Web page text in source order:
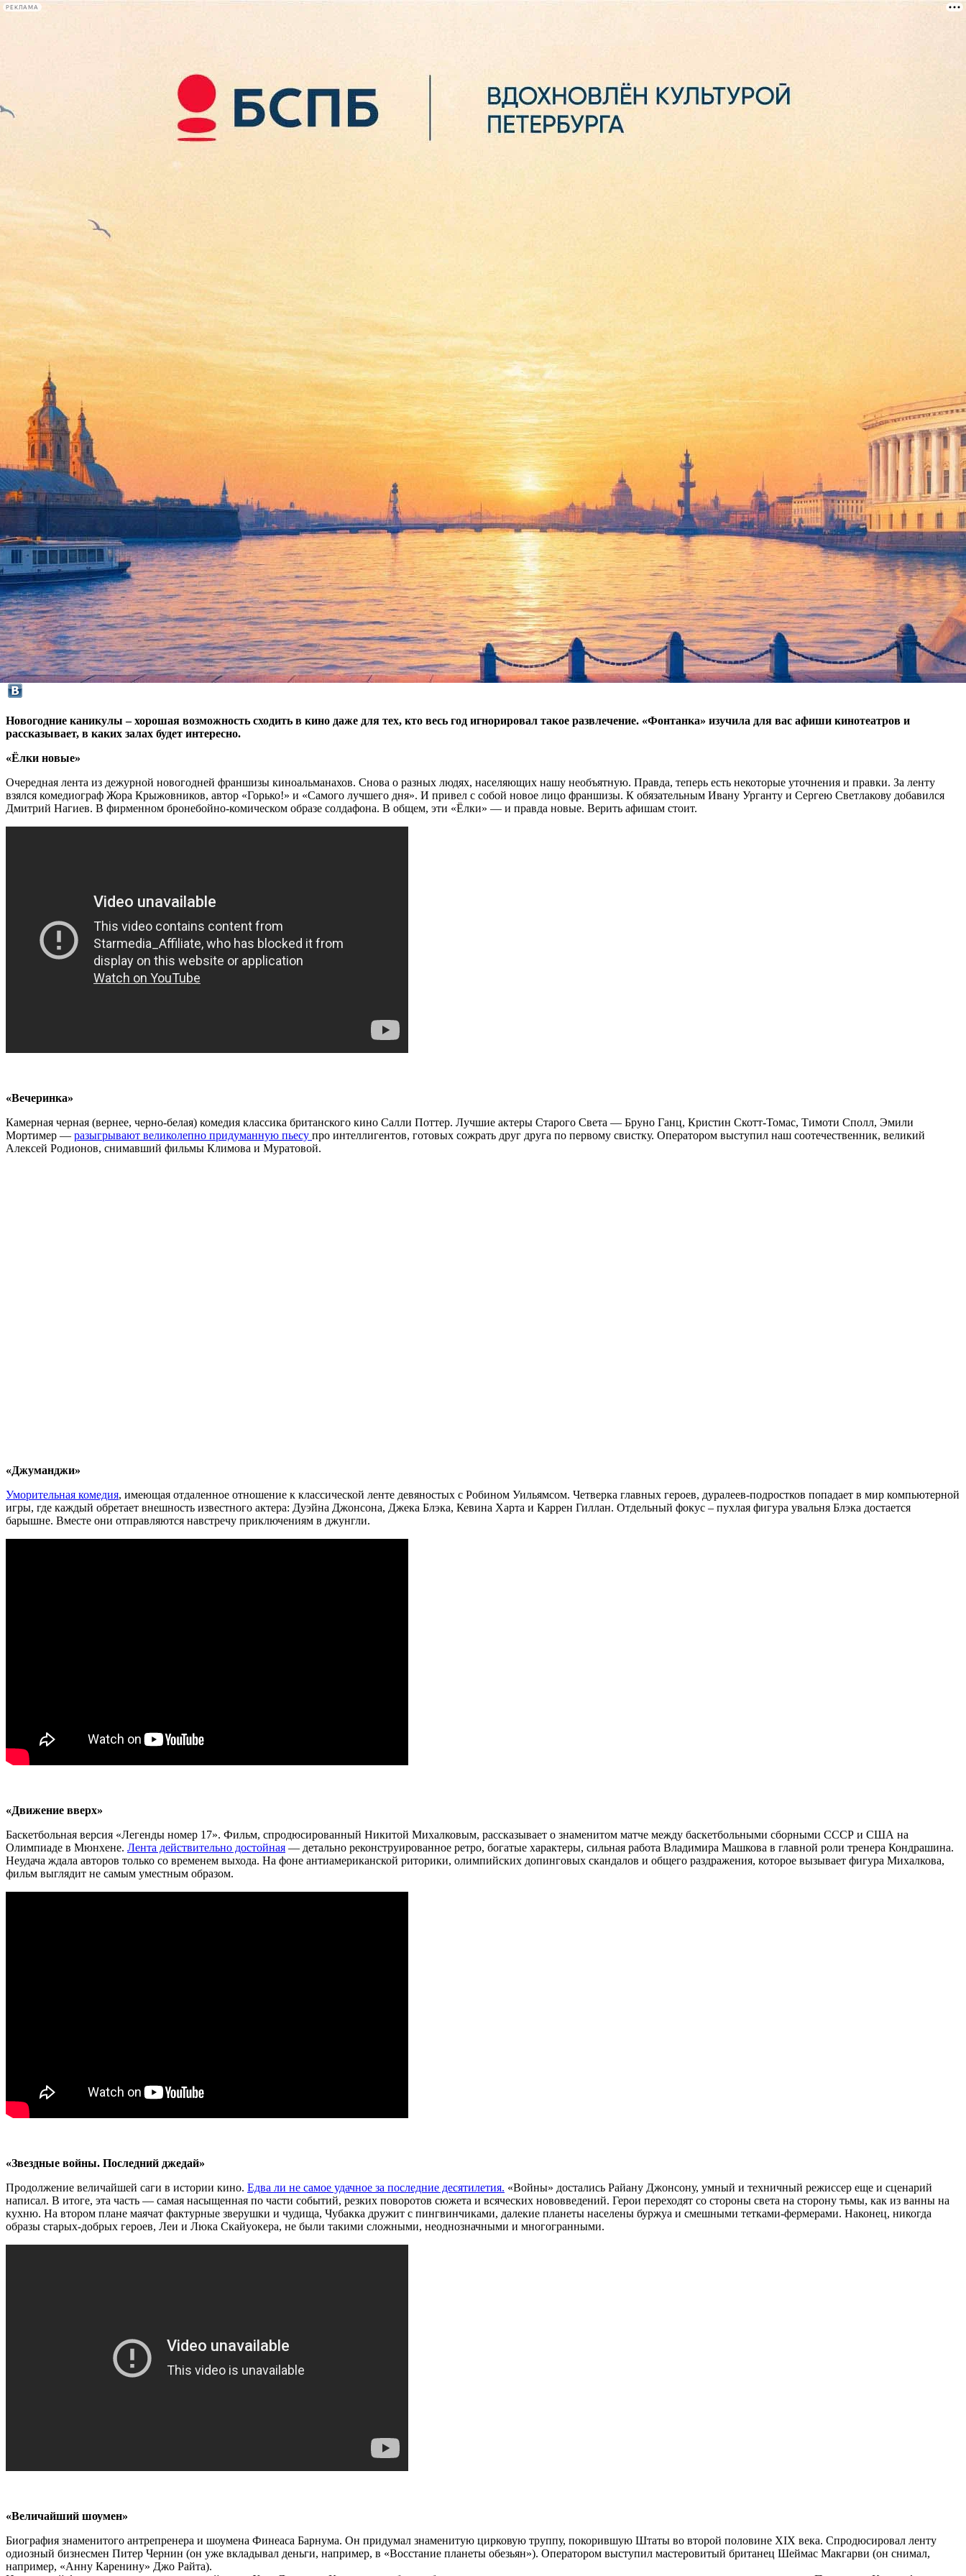
РЕКЛАМА
лекции
книги
Что смотреть на каникулах в кино?
30 декабря 2017,12:03 Версия для печати
Новогодние каникулы – хорошая возможность сходить в кино даже для тех, кто весь год игнорировал такое развлечение. «Фонтанка» изучила для вас афиши кинотеатров и
рассказывает, в каких залах будет интересно.
«Ёлки новые»
Очередная лента из дежурной новогодней франшизы киноальманахов. Снова о разных людях, населяющих нашу необъятную. Правда, теперь есть некоторые уточнения и правки. За ленту
взялся комедиограф Жора Крыжовников, автор «Горько!» и «Самого лучшего дня». И привел с собой новое лицо франшизы. К обязательным Ивану Урганту и Сергею Светлакову добавился
Дмитрий Нагиев. В фирменном бронебойно-комическом образе солдафона. В общем, эти «Ёлки» — и правда новые. Верить афишам стоит.
«Вечеринка»
Камерная черная (вернее, черно-белая) комедия классика британского кино Салли Поттер. Лучшие актеры Старого Света — Бруно Ганц, Кристин Скотт-Томас, Тимоти Сполл, Эмили
Мортимер — разыгрывают великолепно придуманную пьесу про интеллигентов, готовых сожрать друг друга по первому свистку. Оператором выступил наш соотечественник, великий
Алексей Родионов, снимавший фильмы Климова и Муратовой.
«Джуманджи»
Уморительная комедия, имеющая отдаленное отношение к классической ленте девяностых с Робином Уильямсом. Четверка главных героев, дуралеев-подростков попадает в мир компьютерной
игры, где каждый обретает внешность известного актера: Дуэйна Джонсона, Джека Блэка, Кевина Харта и Каррен Гиллан. Отдельный фокус – пухлая фигура увальня Блэка достается
барышне. Вместе они отправляются навстречу приключениям в джунгли.
«Движение вверх»
Баскетбольная версия «Легенды номер 17». Фильм, спродюсированный Никитой Михалковым, рассказывает о знаменитом матче между баскетбольными сборными СССР и США на
Олимпиаде в Мюнхене. Лента действительно достойная — детально реконструированное ретро, богатые характеры, сильная работа Владимира Машкова в главной роли тренера Кондрашина.
Неудача ждала авторов только со временем выхода. На фоне антиамериканской риторики, олимпийских допинговых скандалов и общего раздражения, которое вызывает фигура Михалкова,
фильм выглядит не самым уместным образом.
«Звездные войны. Последний джедай»
Продолжение величайшей саги в истории кино. Едва ли не самое удачное за последние десятилетия. «Войны» достались Райану Джонсону, умный и техничный режиссер еще и сценарий
написал. В итоге, эта часть — самая насыщенная по части событий, резких поворотов сюжета и всяческих нововведений. Герои переходят со стороны света на сторону тьмы, как из ванны на
кухню. На втором плане маячат фактурные зверушки и чудища, Чубакка дружит с пингвинчиками, далекие планеты населены буржуа и смешными тетками-фермерами. Наконец, никогда
образы старых-добрых героев, Леи и Люка Скайуокера, не были такими сложными, неоднозначными и многогранными.
«Величайший шоумен»
Биография знаменитого антрепренера и шоумена Финеаса Барнума. Он придумал знаменитую цирковую труппу, покорившую Штаты во второй половине XIX века. Спродюсировал ленту
одиозный бизнесмен Питер Чернин (он уже вкладывал деньги, например, в «Восстание планеты обезьян»). Оператором выступил мастеровитый британец Шеймас Макгарви (он снимал,
например, «Анну Каренину» Джо Райта).